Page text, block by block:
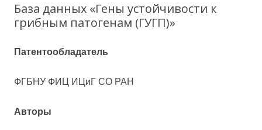
База данных «Гены устойчивости к
грибным патогенам (ГУГП)»
Патентообладатель
ФГБНУ ФИЦ ИЦиГ СО РАН
Авторы